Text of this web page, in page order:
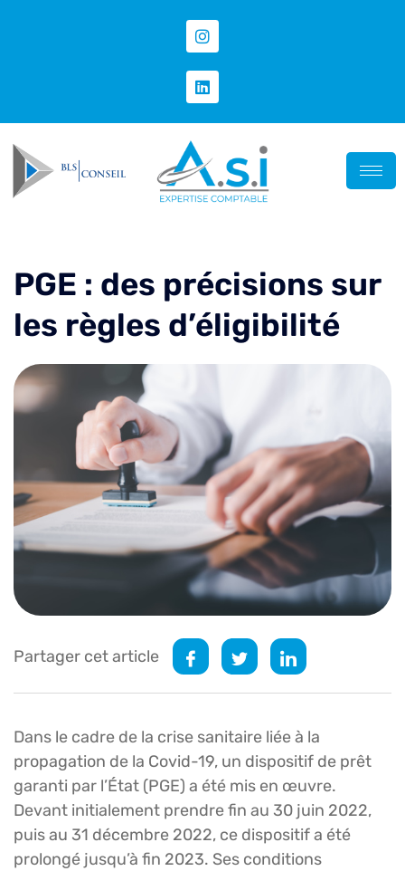
PGE : des précisions sur
les règles d’éligibilité
Partager cet article
Dans le cadre de la crise sanitaire liée à la
propagation de la Covid-19, un dispositif de prêt
garanti par l’État (PGE) a été mis en œuvre.
Devant initialement prendre fin au 30 juin 2022,
puis au 31 décembre 2022, ce dispositif a été
prolongé jusqu’à fin 2023. Ses conditions